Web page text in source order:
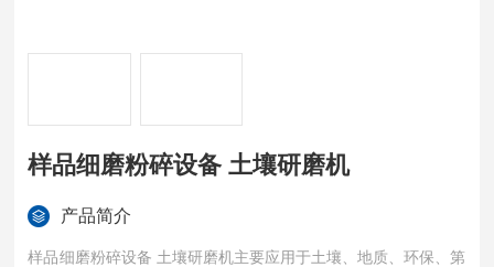
样品细磨粉碎设备 土壤研磨机
产品简介
样品细磨粉碎设备 土壤研磨机主要应用于土壤、地质、环保、第